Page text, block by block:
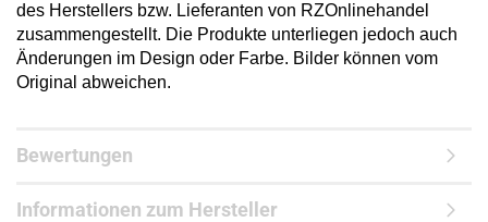
des Herstellers bzw. Lieferanten von RZOnlinehandel
zusammengestellt. Die Produkte unterliegen jedoch auch
Änderungen im Design oder Farbe. Bilder können vom
Original abweichen.
Bewertungen
Informationen zum Hersteller